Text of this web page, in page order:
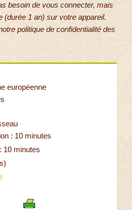
besoin de vous connecter, mais
(durée 1 an) sur votre appareil.
politique de confidentialité des
européenne
: 10 minutes
10 minutes